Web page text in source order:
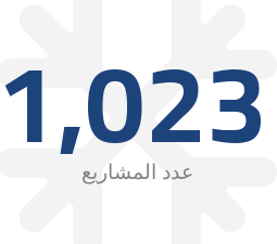
عدد المشاريع
1,023